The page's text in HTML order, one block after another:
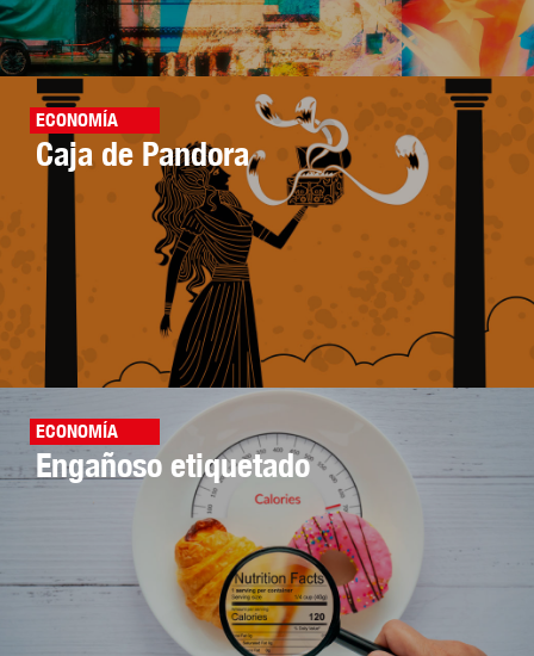
ECONOMÍA
Caja de Pandora
ECONOMÍA
Engañoso etiquetado